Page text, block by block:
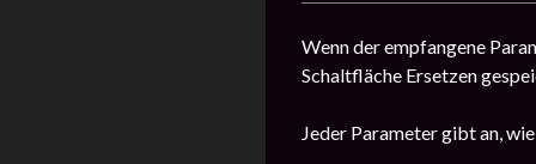
Wenn der empfangene
Schaltfläche Ersetzen
Jeder Parameter gibt an,